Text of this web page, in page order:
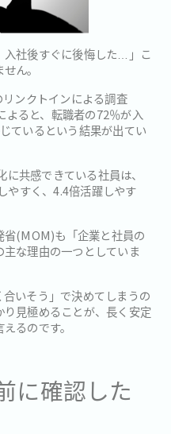
入社後すぐに後悔した…」こ
ん。
ンクトインによる調査
ると、転職者の72％が入
ているという結果が出てい
共感できている社員は、
やすく、4.4倍活躍しやす
省(MOM)も「企業と社員の
な理由の一つとしていま
いそう」で決めてしまうの
見極めることが、長く安定
るのです。
に確認した